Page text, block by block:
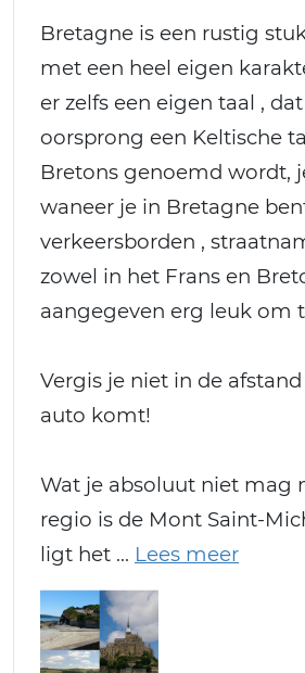
Bretagne is een rustig
met een heel eigen
er zelfs een eigen taal ,
oorsprong een Keltische
Bretons genoemd wordt,
waneer je in Bretagne
verkeersborden ,
zowel in het Frans en
aangegeven erg leuk om
Vergis je niet in de
auto komt!
Wat je absoluut niet mag
regio is de Mont Saint-
ligt het